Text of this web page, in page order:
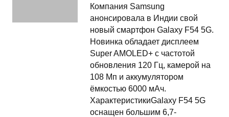
Компания Samsung
анонсировала в Индии свой
новый смартфон Galaxy F54 5G.
Новинка обладает дисплеем
Super AMOLED+ с частотой
обновления 120 Гц, камерой на
108 Мп и аккумулятором
ёмкостью 6000 мАч.
ХарактеристикиGalaxy F54 5G
оснащен большим 6,7-